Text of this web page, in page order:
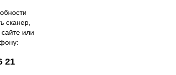
сканер,
сайте или
21